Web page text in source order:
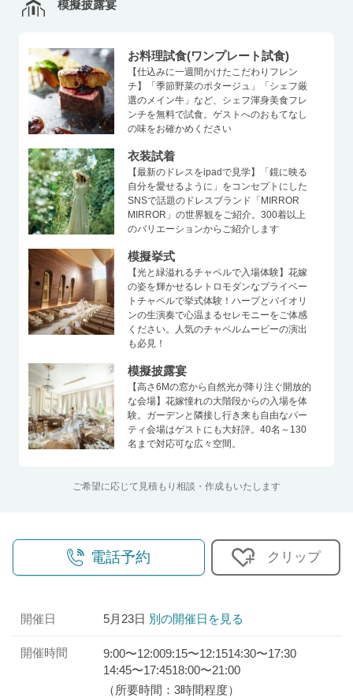
模擬披露宴
お料理試食(ワンプレート試食)
【仕込みに一週間かけたこだわりフレン
チ】「季節野菜のポタージュ」「シェフ厳
選のメイン牛」など、シェフ渾身美食フレ
ンチを無料で試食。ゲストへのおもてなし
の味をお確かめください
衣装試着
【最新のドレスをipadで見学】「鏡に映る
自分を愛せるように」をコンセプトにした
SNSで話題のドレスブランド「MIRROR
MIRROR」の世界観をご紹介。300着以上
のバリエーションからご紹介します
模擬挙式
【光と緑溢れるチャペルで入場体験】花嫁
の姿を輝かせるレトロモダンなプライベー
トチャペルで挙式体験！ハープとバイオリ
ンの生演奏で心温まるセレモニーをご体感
ください。人気のチャペルムービーの演出
も必見！
模擬披露宴
【高さ6Mの窓から自然光が降り注ぐ開放的
な会場】花嫁憧れの大階段からの入場を体
験。ガーデンと隣接し行き来も自由なパー
ティ会場はゲストにも大好評。40名～130
名まで対応可な広々空間。
ご希望に応じて見積もり相談・作成もいたします
電話予約 クリップ
開催日 5月23日 別の開催日を見る
開催時間 9:00〜12:009:15〜12:1514:30〜17:30
14:45〜17:4518:00〜21:00
（所要時間：3時間程度）